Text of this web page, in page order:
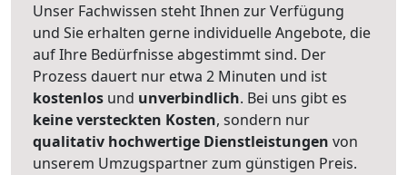
Unser Fachwissen steht Ihnen zur Verfügung
und Sie erhalten gerne individuelle Angebote, die
auf Ihre Bedürfnisse abgestimmt sind. Der
Prozess dauert nur etwa 2 Minuten und ist
kostenlos und unverbindlich. Bei uns gibt es
keine versteckten Kosten, sondern nur
qualitativ hochwertige Dienstleistungen von
unserem Umzugspartner zum günstigen Preis.